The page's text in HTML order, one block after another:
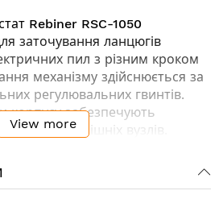
Rebiner RSC-1050
заточування ланцюгів
пил з різним кроком
механізму здійснюється за
регулювальних гвинтів.
корпусу забезпечують
від внутрішніх вузлів.
View more